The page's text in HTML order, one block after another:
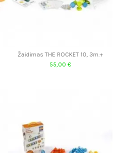
Žaidimas THE ROCKET 10, 3m.+
55,00 €